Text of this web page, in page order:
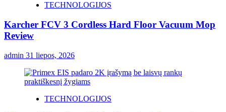
TECHNOLOGIJOS
Karcher FCV 3 Cordless Hard Floor Vacuum Mop
Review
admin 31 liepos, 2026
TECHNOLOGIJOS